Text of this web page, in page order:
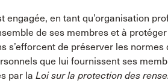
engagée, en tant qu’organisation
de ses membres et à
s’efforcent de préserver les
que lui fournissent ses
par la Loi sur la protection des